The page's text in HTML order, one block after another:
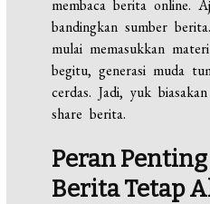
membaca berita online.
bandingkan sumber
mulai memasukkan
begitu, generasi muda
cerdas. Jadi, yuk
share berita.
Peran
Berita Tetap